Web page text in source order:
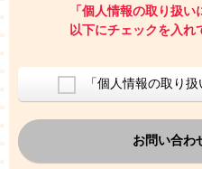
お問い合わせにお答えする
レプトンのキャンペーンや
室等をご案内するため
ご利用者の個人情報を、本
換した上で、広告・宣伝・
上記の利用目的のために第
なお、この利用目的を超えた
た、これ以外の目的で個人情
「個人情報の取り扱
以下にチェックを入れ
「個人情報の取り
お問い合わ